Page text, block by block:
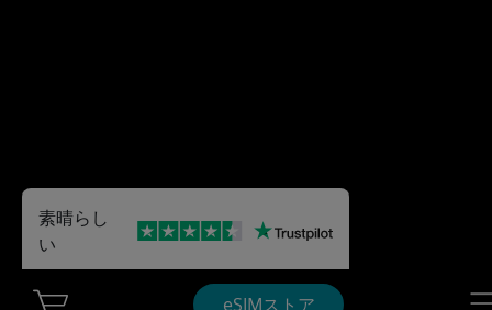
eSIMストア
素晴らし
い